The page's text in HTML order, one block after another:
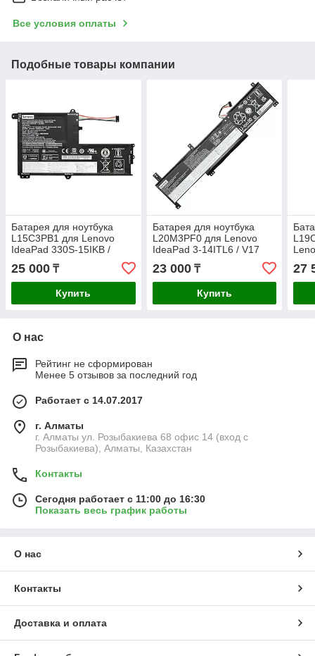
Все условия оплаты
Подобные товары компании
Батарея для ноутбука
L15C3PB1 для Lenovo
IdeaPad 330S-15IKB /
Yoga 510-15IKB 11.4v-
4510mAh ORIGINAL
25 000 ₸
Купить
Батарея для ноутбука
L20M3PF0 для Lenovo
IdeaPad 3-14ITL6 / V17
G2-ITL 11.1v-4054mAh
ORIGINAL
23 000₸
Купить
27
О нас
Рейтинг не сформирован
Менее 5 отзывов за последний год
Работает с 14.07.2017
г. Алматы
г. Алматы ул. Розыбакиева 68 офис 14 (вход с
Розыбакиева), Алматы, Казахстан
Контакты
Сегодня работает с 11:00 до 16:30
Показать весь график работы
О нас
Контакты
Доставка и оплата